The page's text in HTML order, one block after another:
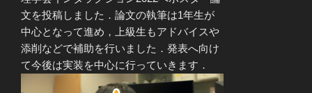
文を投稿しました．論文の執筆は1年生が
中心となって進め，上級生もアドバイスや
添削などで補助を行いました．発表へ向け
て今後は実装を中心に行っていきます．